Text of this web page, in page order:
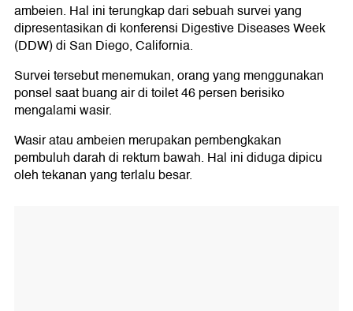
ambeien. Hal ini terungkap dari sebuah survei yang
dipresentasikan di konferensi Digestive Diseases Week
(DDW) di San Diego, California.
Survei tersebut menemukan, orang yang menggunakan
ponsel saat buang air di toilet 46 persen berisiko
mengalami wasir.
Wasir atau ambeien merupakan pembengkakan
pembuluh darah di rektum bawah. Hal ini diduga dipicu
oleh tekanan yang terlalu besar.